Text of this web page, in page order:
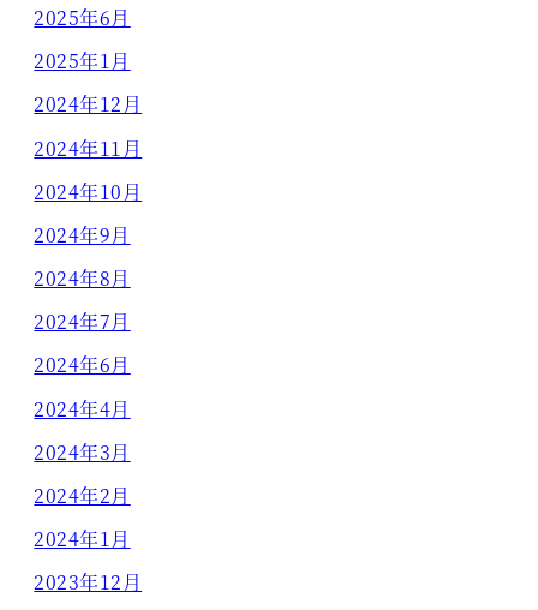
2025年6月
2025年1月
2024年12月
2024年11月
2024年10月
2024年9月
2024年8月
2024年7月
2024年6月
2024年4月
2024年3月
2024年2月
2024年1月
2023年12月